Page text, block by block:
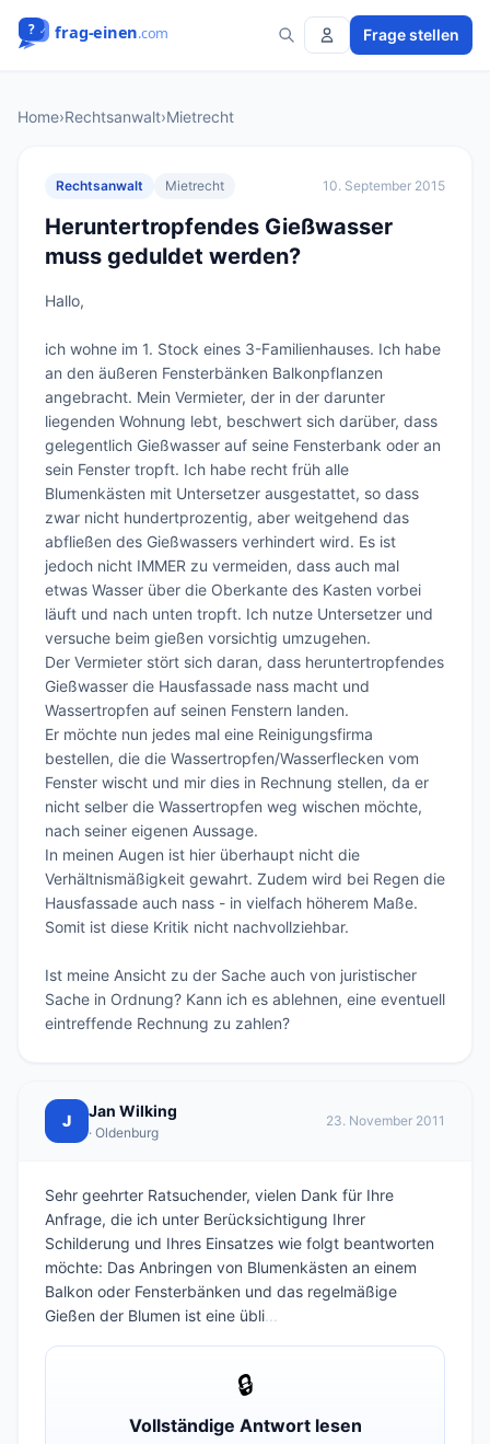
Frage stellen
Home›Rechtsanwalt›Mietrecht
Rechtsanwalt Mietrecht 10. September 2015
Heruntertropfendes Gießwasser
muss geduldet werden?
Hallo,
ich wohne im 1. Stock eines 3-Familienhauses. Ich habe
an den äußeren Fensterbänken Balkonpflanzen
angebracht. Mein Vermieter, der in der darunter
liegenden Wohnung lebt, beschwert sich darüber, dass
gelegentlich Gießwasser auf seine Fensterbank oder an
sein Fenster tropft. Ich habe recht früh alle
Blumenkästen mit Untersetzer ausgestattet, so dass
zwar nicht hundertprozentig, aber weitgehend das
abfließen des Gießwassers verhindert wird. Es ist
jedoch nicht IMMER zu vermeiden, dass auch mal
etwas Wasser über die Oberkante des Kasten vorbei
läuft und nach unten tropft. Ich nutze Untersetzer und
versuche beim gießen vorsichtig umzugehen.
Der Vermieter stört sich daran, dass heruntertropfendes
Gießwasser die Hausfassade nass macht und
Wassertropfen auf seinen Fenstern landen.
Er möchte nun jedes mal eine Reinigungsfirma
bestellen, die die Wassertropfen/Wasserflecken vom
Fenster wischt und mir dies in Rechnung stellen, da er
nicht selber die Wassertropfen weg wischen möchte,
nach seiner eigenen Aussage.
In meinen Augen ist hier überhaupt nicht die
Verhältnismäßigkeit gewahrt. Zudem wird bei Regen die
Hausfassade auch nass - in vielfach höherem Maße.
Somit ist diese Kritik nicht nachvollziehbar.
Ist meine Ansicht zu der Sache auch von juristischer
Sache in Ordnung? Kann ich es ablehnen, eine eventuell
eintreffende Rechnung zu zahlen?
J
Jan Wilking
· Oldenburg
23. November 2011
Sehr geehrter Ratsuchender, vielen Dank für Ihre
Anfrage, die ich unter Berücksichtigung Ihrer
Schilderung und Ihres Einsatzes wie folgt beantworten
möchte: Das Anbringen von Blumenkästen an einem
Balkon oder Fensterbänken und das regelmäßige
Gießen der Blumen ist eine übli...
🔒
Vollständige Antwort lesen